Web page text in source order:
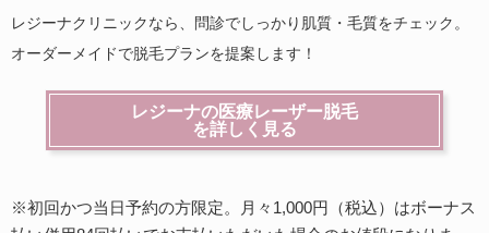
レジーナクリニックなら、問診でしっかり肌質・毛質をチェック。
オーダーメイドで脱毛プランを提案します！
レジーナの医療レーザー脱毛
を詳しく見る
※初回かつ当日予約の方限定。月々1,000円（税込）はボーナス